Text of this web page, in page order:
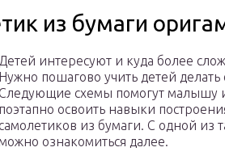
из бумаги
Детей интересуют и куда более
Нужно пошагово учить детей делать
Следующие схемы помогут малышу
поэтапно освоить навыки
из бумаги. С одной из
можно ознакомиться далее.